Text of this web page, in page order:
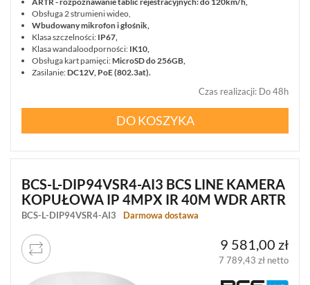
Obsługa 2 strumieni wideo,
Wbudowany mikrofon i głośnik,
Klasa szczelności: IP67,
Klasa wandaloodporności: IK10,
Obsługa kart pamięci:MicroSD do 256GB,
Zasilanie:DC12V, PoE (802.3at).
Czas realizacji: Do 48h
DO KOSZYKA
BCS-L-DIP94VSR4-AI3 BCS LINE KAMERA
KOPUŁOWA IP 4MPX IR 40M WDR ARTR
BCS-L-DIP94VSR4-AI3 Darmowa dostawa
9 581,00 zł
7 789,43 zł netto